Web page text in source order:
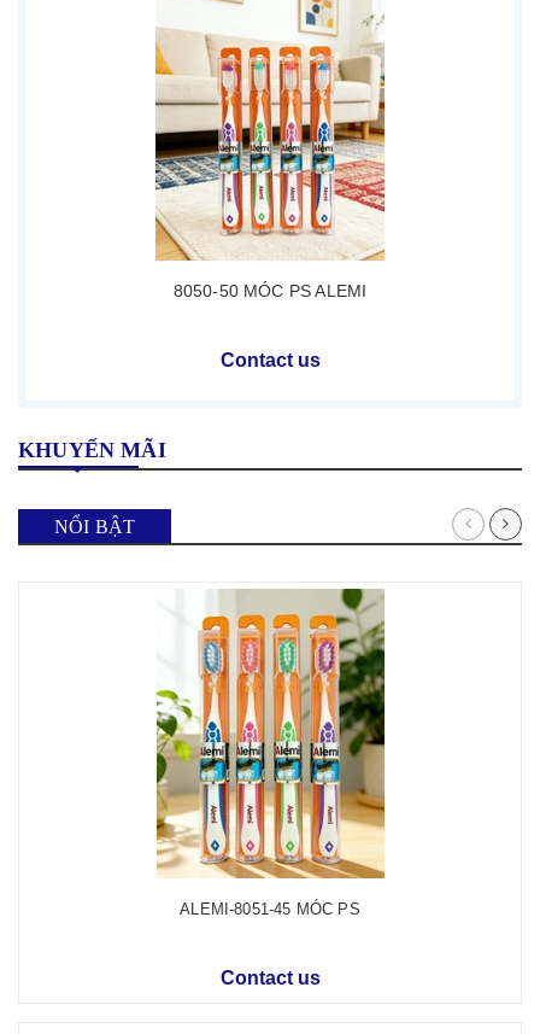
8050-50 MÓC PS ALEMI
Contact us
KHUYẾN MÃI
NỔI BẬT
ALEMI-8051-45 MÓC PS
Contact us